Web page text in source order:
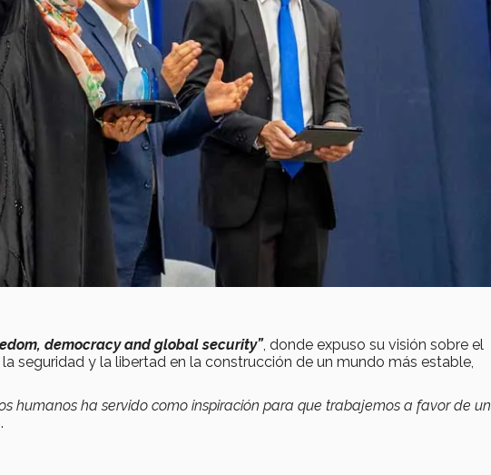
democracy and global security”, donde expuso su visión sobre el
seguridad y la libertad en la construcción de un mundo más estable,
humanos ha servido como inspiración para que trabajemos a favor de un